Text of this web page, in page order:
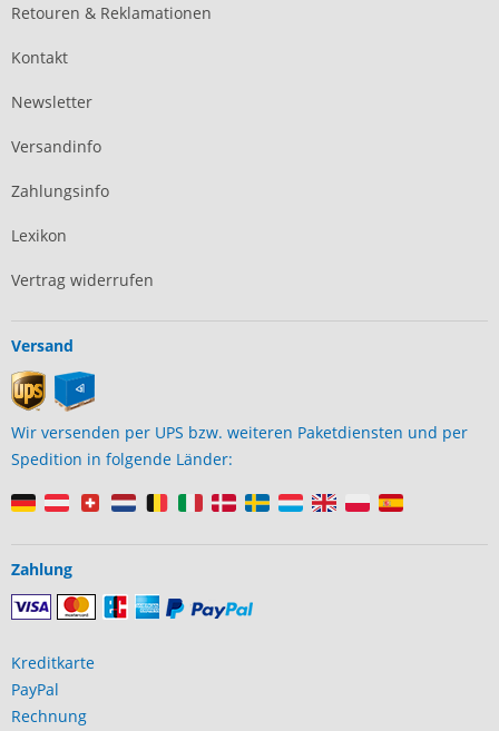
Retouren & Reklamationen
Kontakt
Newsletter
Versandinfo
Zahlungsinfo
Lexikon
Vertrag widerrufen
Versand
Wir versenden per UPS bzw. weiteren Paketdiensten und per
Spedition in folgende Länder:
Zahlung
Kreditkarte
PayPal
Rechnung